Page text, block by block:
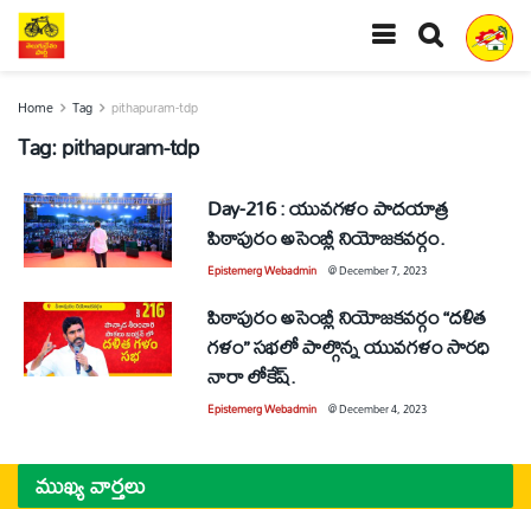
Home Tag pithapuram-tdp
Tag:pithapuram-tdp
Day-216 : యువగళం పాదయాత్ర
పిఠాపురం అసెంబ్లీ నియోజకవర్గం.
Epistemerg Webadmin @December 7, 2023
పిఠాపురం అసెంబ్లీ నియోజకవర్గం “దళిత
గళం” సభలో పాల్గొన్న యువగళం సారధి
నారా లోకేష్.
Epistemerg Webadmin @December 4, 2023
ముఖ్య వార్తలు